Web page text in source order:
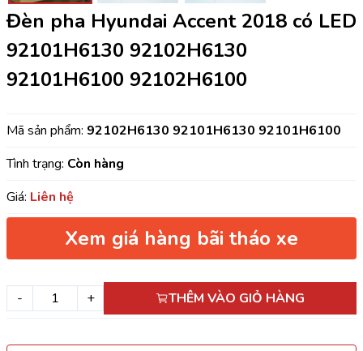
Đèn pha Hyundai Accent 2018 có LED
92101H6130 92102H6130
92101H6100 92102H6100
Mã sản phẩm: 92102H6130 92101H6130 92101H6100
Tình trạng: Còn hàng
Giá: Liên hệ
Xem giá hàng bãi tháo xe
- + THÊM VÀO GIỎ HÀNG